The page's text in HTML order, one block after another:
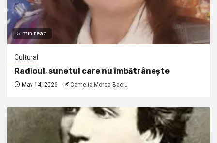
5 min read
Cultural
Radioul, sunetul care nu îmbătrânește
May 14, 2026 Camelia Morda Baciu